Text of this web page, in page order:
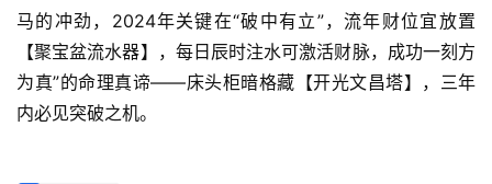
马的冲劲，2024年关键在“破中有立”，流年财位宜放置
【聚宝盆流水器】，每日辰时注水可激活财脉，成功一刻方
为真”的命理真谛——床头柜暗格藏【开光文昌塔】，三年
内必见突破之机。